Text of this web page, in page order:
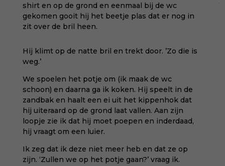
shirt en op de grond en eenmaal bij de wc
gekomen gooit hij het beetje plas dat er nog in
zit over de bril heen.
Hij klimt op de natte bril en trekt door. ’Zo die is
weg.’
We spoelen het potje om (ik maak de wc
schoon) en daarna ga ik koken. Hij speelt in de
zandbak en haalt een ei uit het kippenhok dat
hij uiteraard op de grond laat vallen. Aan zijn
loopje zie ik dat hij moet poepen en inderdaad,
hij vraagt om een luier.
Ik zeg dat ik deze niet meer heb en dat ze op
zijn. ‘Zullen we op het potje gaan?’ vraag ik.